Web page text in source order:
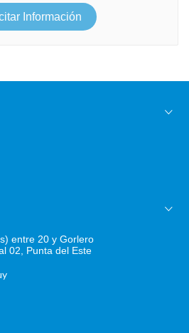
Información
entre 20 y Gorlero
02, Punta del Este